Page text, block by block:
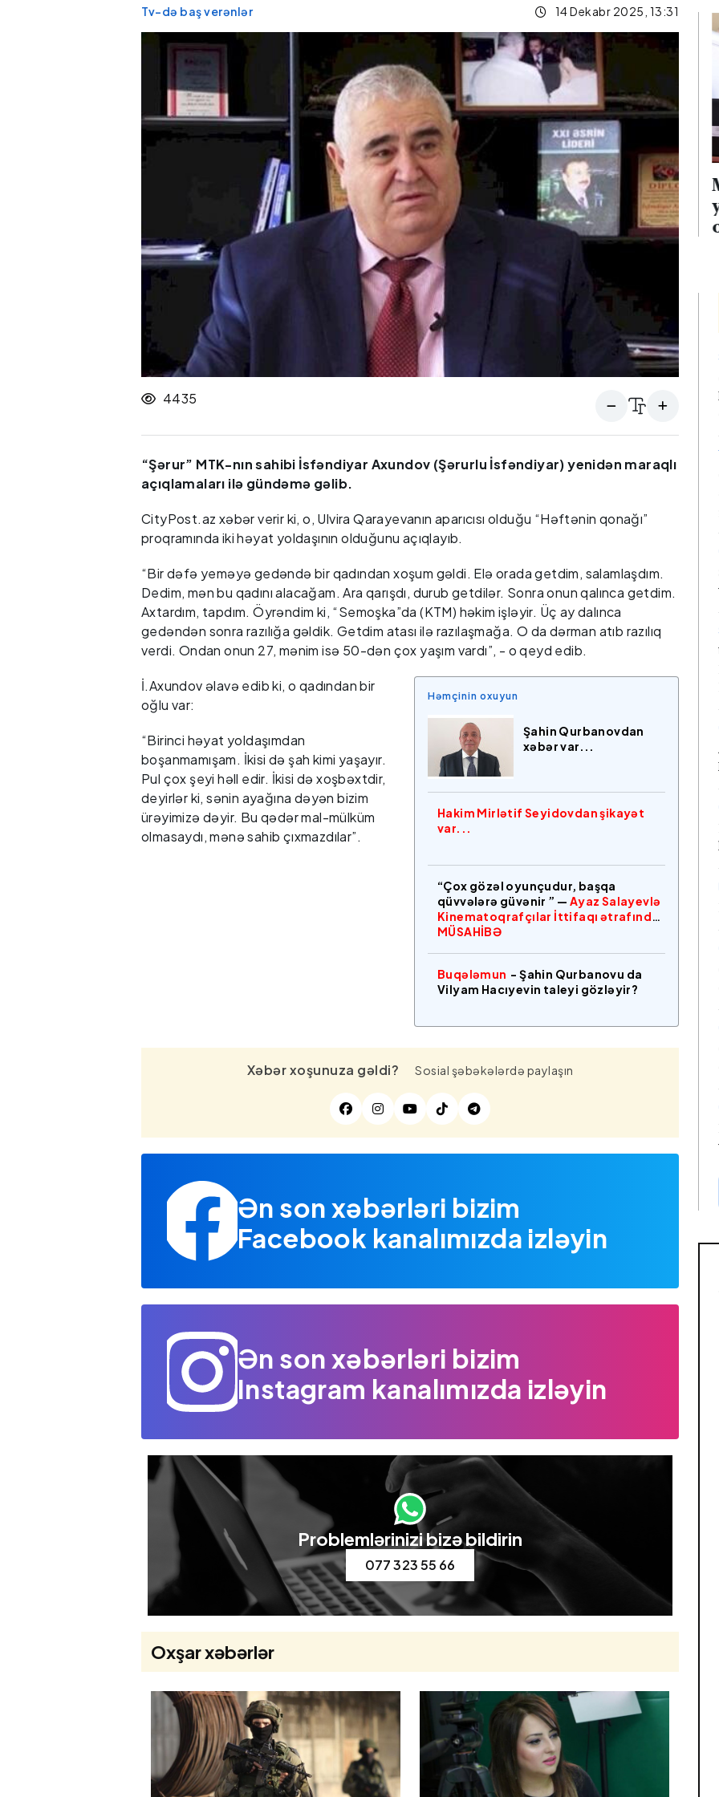
Tv-də baş verənlər 14 Dekabr 2025, 13:31
4435
“Şərur” MTK-nın sahibi İsfəndiyar Axundov (Şərurlu İsfəndiyar) yenidən maraqlı
açıqlamaları ilə gündəmə gəlib.
CityPost.az xəbər verir ki, o, Ulvira Qarayevanın aparıcısı olduğu “Həftənin qonağı”
proqramında iki həyat yoldaşının olduğunu açıqlayıb.
“Bir dəfə yeməyə gedəndə bir qadından xoşum gəldi. Elə orada getdim, salamlaşdım.
Dedim, mən bu qadını alacağam. Ara qarışdı, durub getdilər. Sonra onun qalınca getdim.
Axtardım, tapdım. Öyrəndim ki, “Semoşka”da (KTM) həkim işləyir. Üç ay dalınca
gedəndən sonra razılığa gəldik. Getdim atası ilə razılaşmağa. O da dərman atıb razılıq
verdi. Ondan onun 27, mənim isə 50-dən çox yaşım vardı”, - o qeyd edib.
Həmçinin oxuyun
Şahin Qurbanovdan
xəbər var...
Hakim Mirlətif Seyidovdan şikayət
var...
“Çox gözəl oyunçudur, başqa
qüvvələrə güvənir ” — Ayaz Salayevlə
Kinematoqrafçılar İttifaqı ətrafında
MÜSAHİBƏ
Buqələmun - Şahin Qurbanovu da
Vilyam Hacıyevin taleyi gözləyir?
İ.Axundov əlavə edib ki, o qadından bir
oğlu var:
“Birinci həyat yoldaşımdan
boşanmamışam. İkisi də şah kimi yaşayır.
Pul çox şeyi həll edir. İkisi də xoşbəxtdir,
deyirlər ki, sənin ayağına dəyən bizim
ürəyimizə dəyir. Bu qədər mal-mülküm
olmasaydı, mənə sahib çıxmazdılar”.
Xəbər xoşunuza gəldi? Sosial şəbəkələrdə paylaşın
Ən son xəbərləri bizim
Facebook kanalımızda izləyin
Ən son xəbərləri bizim
Instagram kanalımızda izləyin
Problemlərinizi bizə bildirin
077 323 55 66
Oxşar xəbərlər
qadınlarla dolu olur...
Rusiyanın iki neft emalı
zavoduna dron hücumu
olub, güclü yanğın
başlayıb
Müəllimlərin faktiki
yaşayış rayonuna uyğun
olaraq vakansiya seçimi